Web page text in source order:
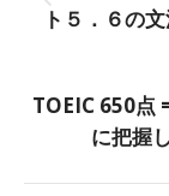
ト５．６の
TOEIC 650点
に把握